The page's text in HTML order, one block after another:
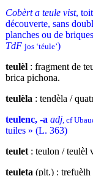
Cobèrt a teule vist,
découverte, sans
planches ou de
TdF jos ‘téule’)
teulèl : fragment de
brica pichona.
teulèla : tendèla /
teulenc, -a adj, cf
tuiles » (L. 363)
teulet : teulon / teulèl
teuleta (plt.) : trefuèlh